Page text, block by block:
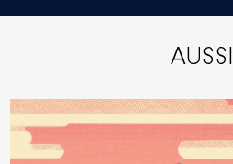
AUSSI